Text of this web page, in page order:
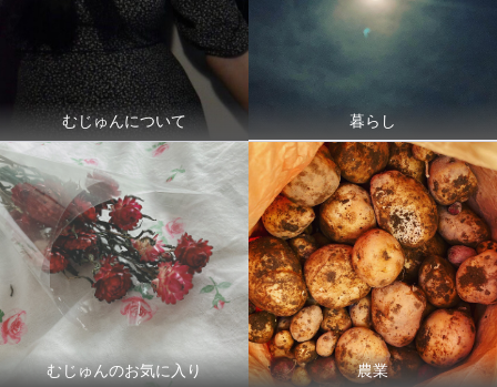
むじゅんについて 暮らし
むじゅんのお気に入り 農業